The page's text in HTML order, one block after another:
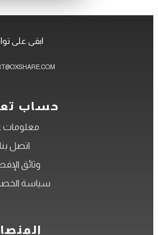
ابقى على تواصل
SUPPORT@OXSHARE.COM
حساب تعريفي
معلومات عنا
وثائق الإفصاح
سياسة الخصوصية
المنصات